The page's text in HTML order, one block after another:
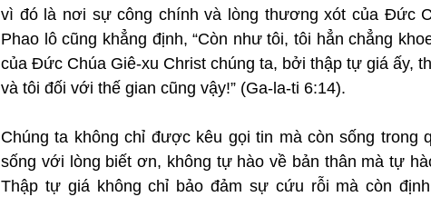
vì đó là nơi sự công chính và lòng thương xót của Đức
Phao lô cũng khẳng định, “Còn như tôi, tôi hẳn chẳng
của Đức Chúa Giê-xu Christ chúng ta, bởi thập tự giá ấy,
và tôi đối với thế gian cũng vậy!” (Ga-la-ti 6:14).
Chúng ta không chỉ được kêu gọi tin mà còn sống trong
sống với lòng biết ơn, không tự hào về bản thân mà tự
Thập tự giá không chỉ bảo đảm sự cứu rỗi mà còn